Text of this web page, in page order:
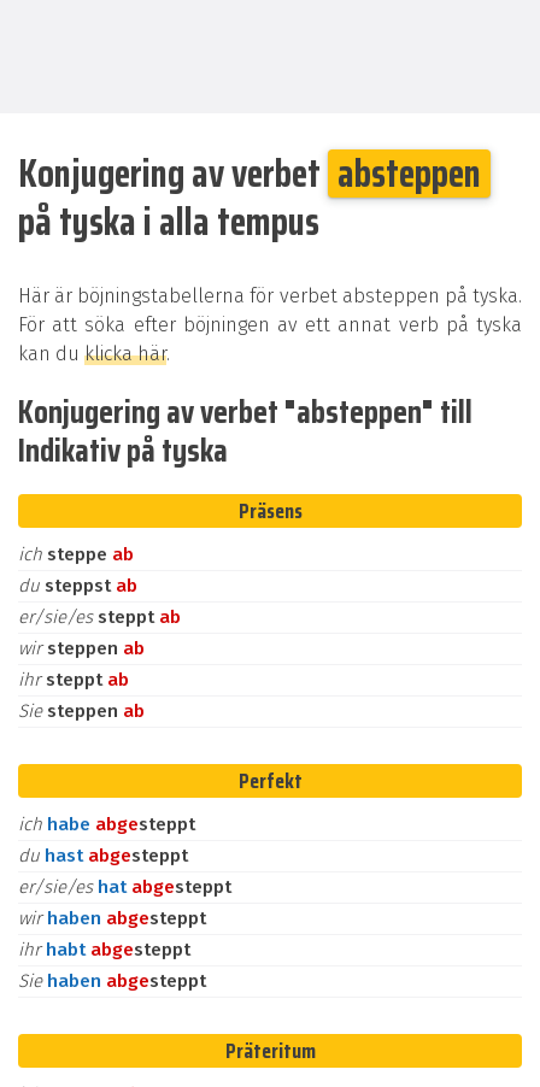
Konjugering av verbet absteppen
på tyska i alla tempus
Här är böjningstabellerna för verbet absteppen på tyska.
För att söka efter böjningen av ett annat verb på tyska
kan du klicka här.
Konjugering av verbet "absteppen" till
Indikativ på tyska
Präsens
ich steppe ab
du steppst ab
er/sie/es steppt ab
wirsteppen ab
ihrsteppt ab
Sie steppen ab
Perfekt
ich habe abgesteppt
du hast abgesteppt
er/sie/es hat abgesteppt
wirhaben abgesteppt
ihrhabt abgesteppt
Sie haben abgesteppt
Präteritum